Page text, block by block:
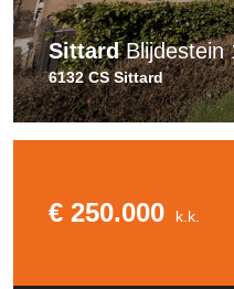
SittardBlijdestein
6132 CS Sittard
€ 250.000 k.k.